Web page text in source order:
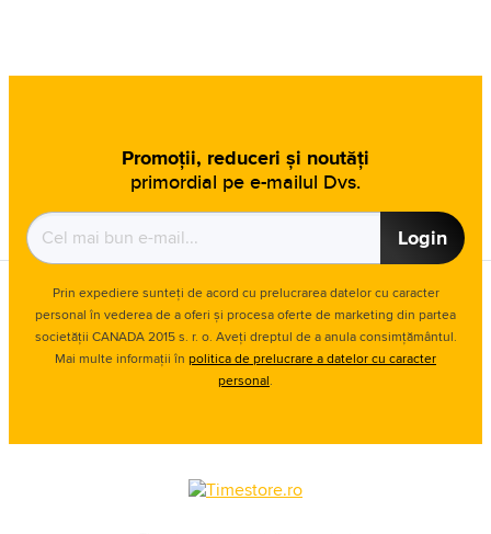
Promoții, reduceri și noutăți
primordial pe e-mailul Dvs.
Login
Prin expediere sunteți de acord cu prelucrarea datelor cu caracter
personal în vederea de a oferi și procesa oferte de marketing din partea
societății CANADA 2015 s. r. o. Aveți dreptul de a anula consimțământul.
Mai multe informații în politica de prelucrare a datelor cu caracter
personal.